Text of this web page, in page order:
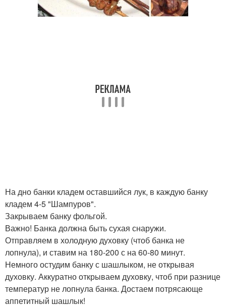
На дно банки кладем оставшийся лук, в каждую банку
кладем 4-5 "Шампуров".
Закрываем банку фольгой.
Важно! Банка должна быть сухая снаружи.
Отправляем в холодную духовку (чтоб банка не
лопнула), и ставим на 180-200 с на 60-80 минут.
Немного остудим банку с шашлыком, не открывая
духовку. Аккуратно открываем духовку, чтоб при разнице
температур не лопнула банка. Достаем потрясающе
аппетитный шашлык!